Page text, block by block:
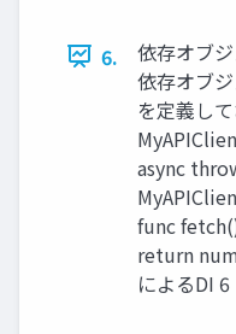
6.
依存オブ
依存オブ
を定義し
async
func
return
によるDI 6